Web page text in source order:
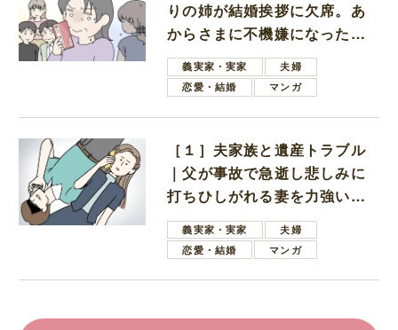
りの姉が結婚挨拶に欠席。あ
からさまに不機嫌になった義
母義実家・実家
夫婦
恋愛・結婚
マンガ
［１］夫家族と遺産トラブル
｜父が事故で急逝し悲しみに
打ちひしがれる妻を力強い言
葉で励ます夫
義実家・実家
夫婦
恋愛・結婚
マンガ